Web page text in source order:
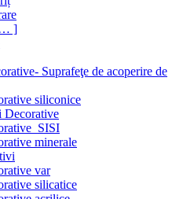
]
Suprafeţe de acoperire de
siliconice
Decorative
minerale
var
silicatice